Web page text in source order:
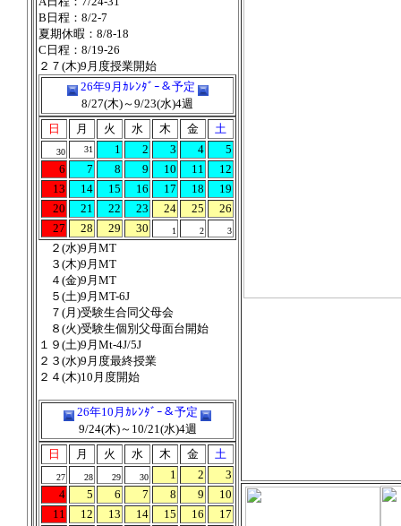
B日程：8/2-7
夏期休暇：8/8-18
C日程：8/19-26
２７(木)9月度授業開始
26年9月ｶﾚﾝﾀﾞｰ＆予定
8/27(木)～9/23(水)4週
日
月 火 水 木 金 土
30 31 1 2 3 4
5
6
7 8 9 10 11
12
13
14 15 16 17 18
19
20
21 22 23 24 25
26
27
28 29 30 1 2 3
２(水)9月MT
３(木)9月MT
４(金)9月MT
５(土)9月MT-6J
７(月)受験生合同父母会
８(火)受験生個別父母面台開始
１９(土)9月Mt-4J/5J
２３(水)9月度最終授業
２４(木)10月度開始
26年10月ｶﾚﾝﾀﾞｰ＆予定
9/24(木)～10/21(水)4週
日
月 火 水 木 金 土
27 28 29 30 1 2
3
4
5 6 7 8 9
10
11
12 13 14 15 16
17